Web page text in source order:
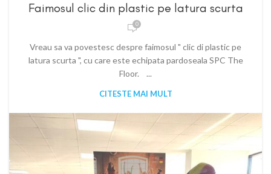
Faimosul clic din plastic pe latura scurta
0
Vreau sa va povestesc despre faimosul " clic di plastic pe
latura scurta ", cu care este echipata pardoseala SPC The
Floor. ...
CITESTE MAI MULT